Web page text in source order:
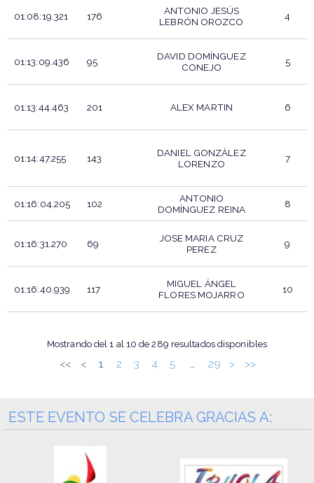
01:08:19.321 176
ANTONIO JESÚS
LEBRÓN OROZCO
4
01:13:09.436 95
DAVID DOMÍNGUEZ
CONEJO
5
01:13:44.463 201 ALEX MARTIN 6
01:14:47.255 143
DANIEL GONZÁLEZ
LORENZO
7
01:16:04.205 102
ANTONIO
DOMÍNGUEZ REINA
8
01:16:31.270 69
JOSE MARIA CRUZ
PEREZ
9
01:16:40.939 117
MIGUEL ÁNGEL
FLORES MOJARRO
10
Mostrando del 1 al 10 de 289 resultados disponibles
<< < 1 2 3 4 5 … 29 > >>
ESTE EVENTO SE CELEBRA GRACIAS A: